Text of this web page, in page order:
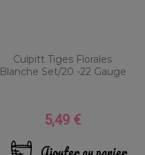
Culpitt Tiges Florales
Blanche Set/20 -22 Gauge
Prix
5,49 €